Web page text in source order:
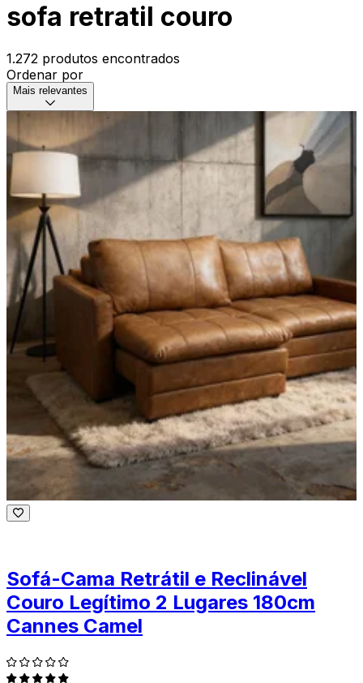
sofa retratil couro
1.272 produtos encontrados
Ordenar por
Mais relevantes
Sofá-Cama Retrátil e Reclinável
Couro Legítimo 2 Lugares 180cm
Cannes Camel